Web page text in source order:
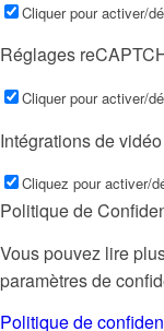
Cliquer pour activer/
Réglages
Cliquer pour activer/
Intégrations de
Cliquez pour activer/
Politique de
Vous pouvez lire
paramètres de
Politique de